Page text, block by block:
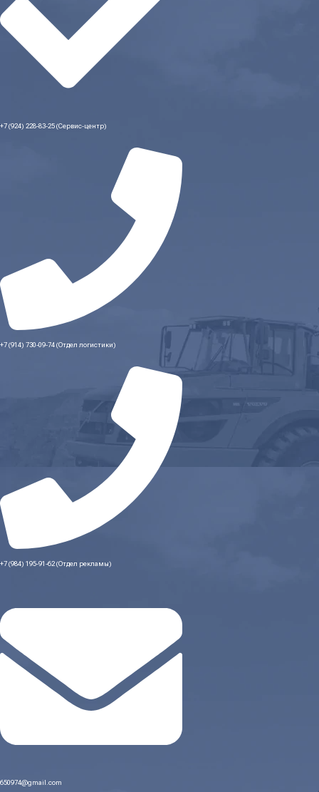
+7 (924) 228-83-25 (Сервис-центр)
+7 (914) 730-09-74 (Отдел логистики)
+7 (984) 195-91-62 (Отдел рекламы)
650974@gmail.com